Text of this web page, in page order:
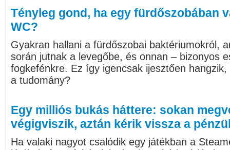
Tényleg gond, ha egy fürdőszobában
WC?
Gyakran hallani a fürdőszobai baktériumokról,
során jutnak a levegőbe, és onnan – bizonyos
fogkefénkre. Ez így igencsak ijesztően
a tudomány?
Egy milliós bukás háttere: sokan
végigviszik, aztán kérik vissza a
Ha valaki nagyot csalódik egy játékban a